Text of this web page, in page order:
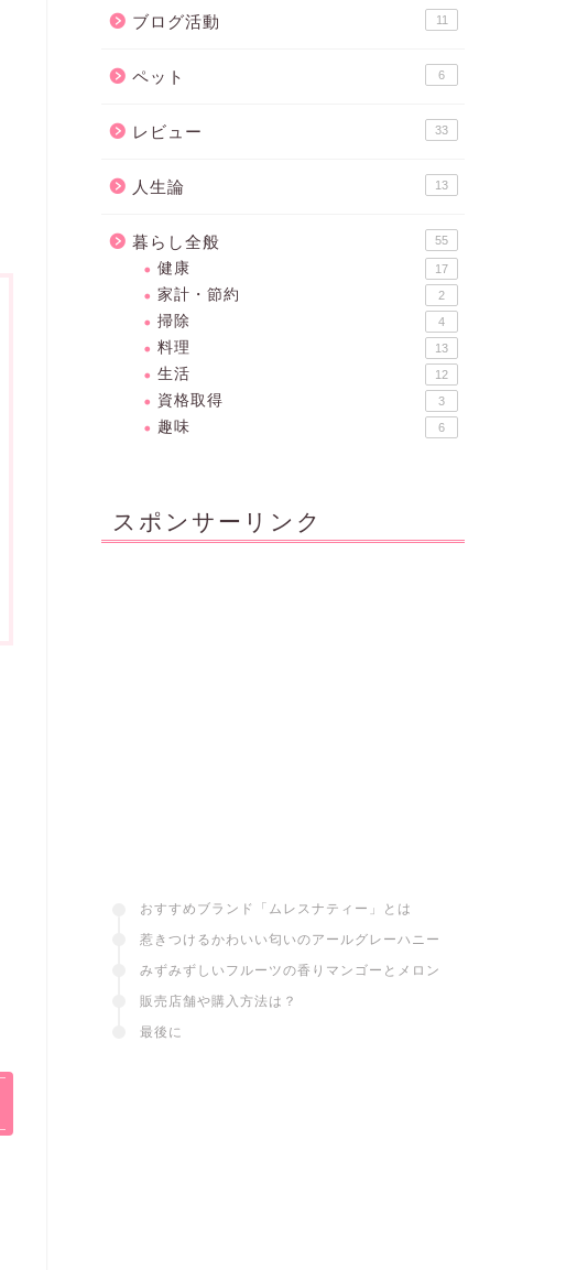
ブログ活動 11
ペット 6
レビュー 33
人生論 13
暮らし全般 55
健康 17
家計・節約 2
掃除 4
料理 13
生活 12
資格取得 3
趣味 6
スポンサーリンク
おすすめブランド「ムレスナティー」とは
惹きつけるかわいい匂いのアールグレーハニー
みずみずしいフルーツの香りマンゴーとメロン
販売店舗や購入方法は？
最後に